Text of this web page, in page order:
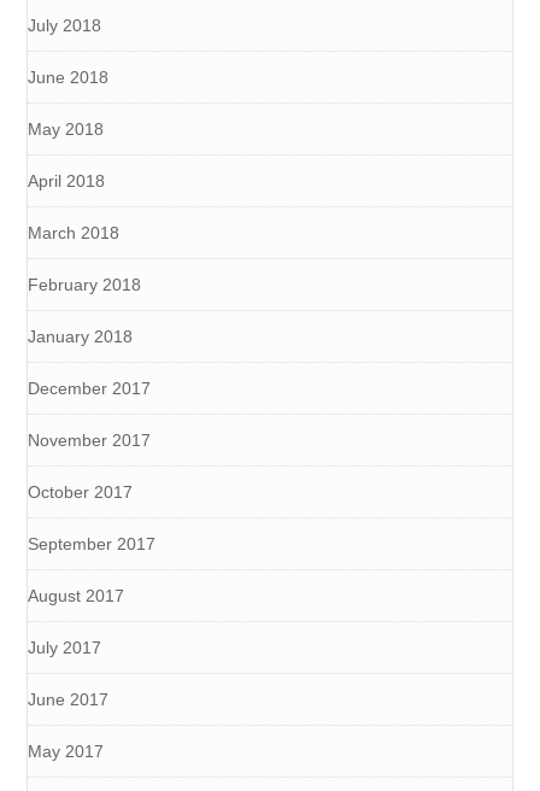
July 2018
June 2018
May 2018
April 2018
March 2018
February 2018
January 2018
December 2017
November 2017
October 2017
September 2017
August 2017
July 2017
June 2017
May 2017